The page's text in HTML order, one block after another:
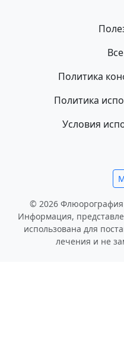
Политика
Политика
Условия
© 2026
Информация,
использована для
лечения и не